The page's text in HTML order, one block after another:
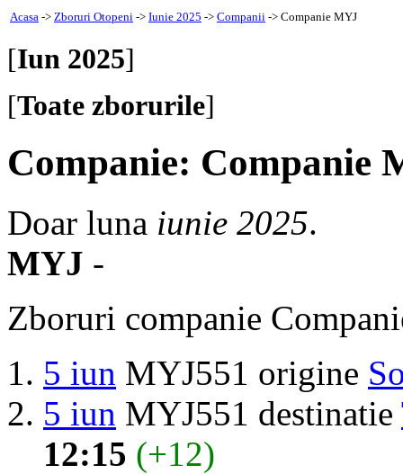
Acasa -> Zboruri Otopeni -> Iunie 2025 -> Companii -> Companie MYJ
[Iun 2025]
[Toate zborurile]
Companie: Companie
Doar luna iunie 2025.
MYJ -
Zboruri companie
5 iun MYJ551 origine
5 iun MYJ551 destinatie
12:15 (+12)